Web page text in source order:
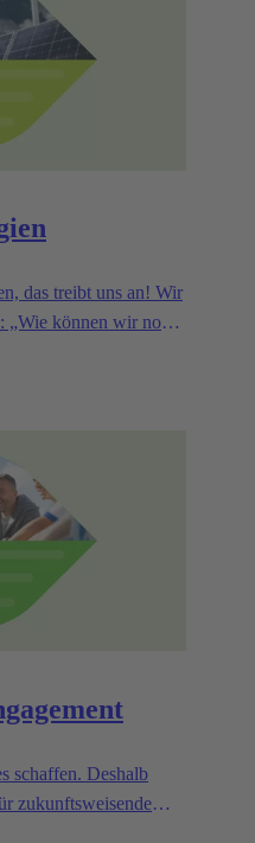
das treibt uns an! Wir
„Wie können wir noch
Ressourcen schonen
schaffen. Deshalb
zukunftsweisende